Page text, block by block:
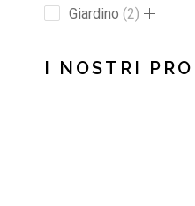
Giardino 2
I NOSTRI